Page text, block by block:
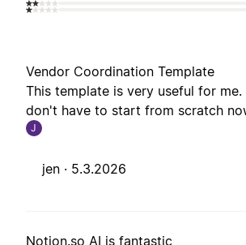
Vendor Coordination Template
This template is very useful for me.
don't have to start from scratch
J
jen · 5.3.2026
Notion.so AI is fantastic